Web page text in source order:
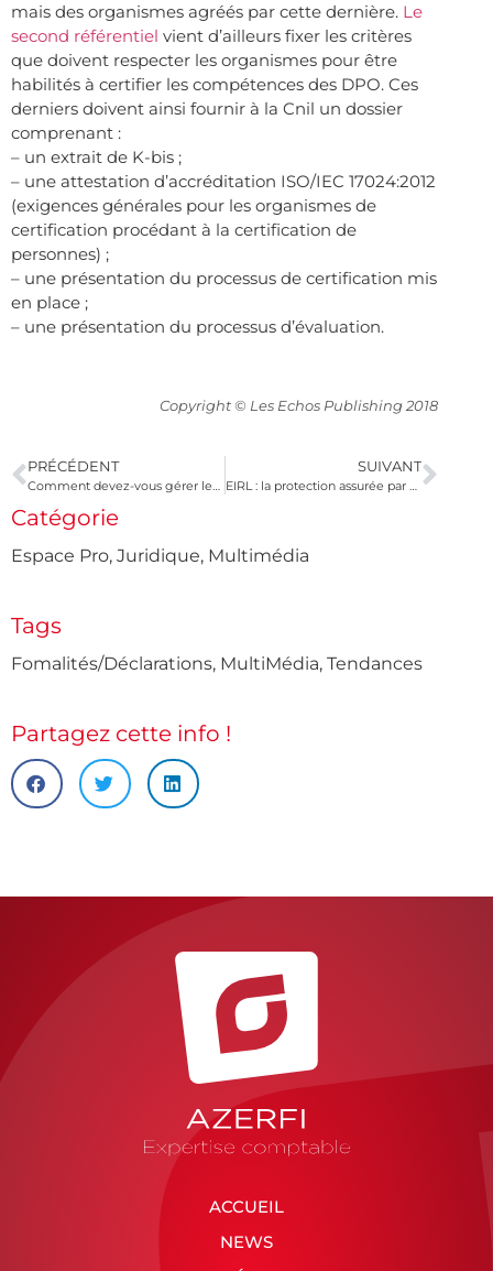
mais des organismes agréés par cette dernière. Le
second référentiel vient d’ailleurs fixer les critères
que doivent respecter les organismes pour être
habilités à certifier les compétences des DPO. Ces
derniers doivent ainsi fournir à la Cnil un dossier
comprenant :
– un extrait de K-bis ;
– une attestation d’accréditation ISO/IEC 17024:2012
(exigences générales pour les organismes de
certification procédant à la certification de
personnes) ;
– une présentation du processus de certification mis
en place ;
– une présentation du processus d’évaluation.
Copyright © Les Echos Publishing 2018
PRÉCÉDENT
Comment devez-vous gérer les jours fériés de novembre ?
SUIVANT
EIRL : la protection assurée par ce statut fonctionne !
Catégorie
Espace Pro, Juridique, Multimédia
Tags
Fomalités/Déclarations, MultiMédia, Tendances
Partagez cette info !
ACCUEIL
NEWS